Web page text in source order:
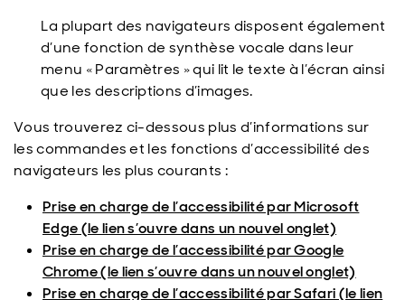
La plupart des navigateurs disposent également
d’une fonction de synthèse vocale dans leur
menu « Paramètres » qui lit le texte à l’écran ainsi
que les descriptions d’images.
Vous trouverez ci-dessous plus d’informations sur
les commandes et les fonctions d’accessibilité des
navigateurs les plus courants :
Prise en charge de l’accessibilité par Microsoft
Edge (le lien s’ouvre dans un nouvel onglet)
Prise en charge de l’accessibilité par Google
Chrome (le lien s’ouvre dans un nouvel onglet)
Prise en charge de l’accessibilité par Safari (le lien